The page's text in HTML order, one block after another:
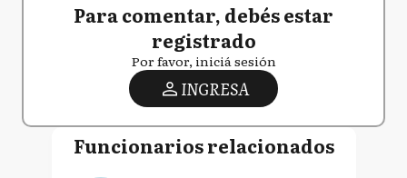
Para comentar, debés estar
registrado
Por favor, iniciá sesión
INGRESA
Funcionarios relacionados